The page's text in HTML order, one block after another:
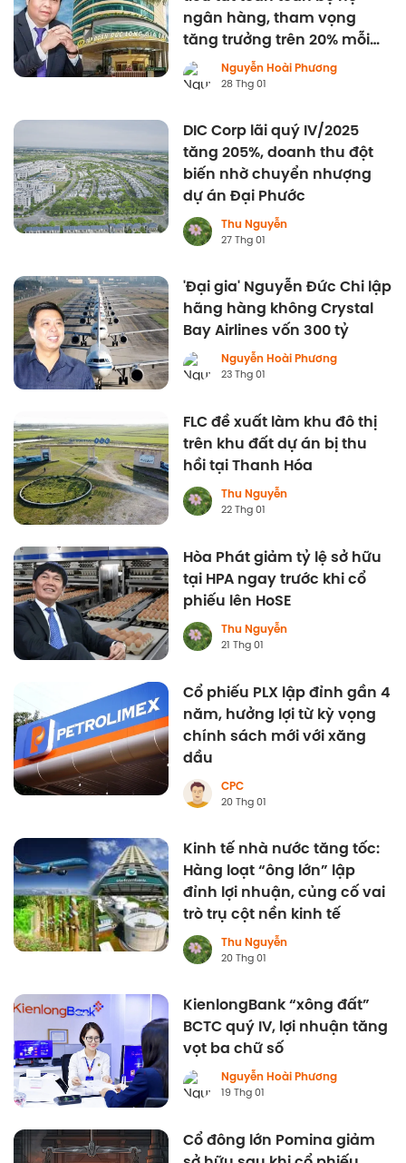
ngân hàng, tham vọng
tăng trưởng trên 20% mỗi
năm
Nguyễn Hoài Phương
28 Thg 01
DIC Corp lãi quý IV/2025
tăng 205%, doanh thu đột
biến nhờ chuyển nhượng
dự án Đại Phước
Thu Nguyễn
27 Thg 01
'Đại gia' Nguyễn Đức Chi lập
hãng hàng không Crystal
Bay Airlines vốn 300 tỷ
Nguyễn Hoài Phương
23 Thg 01
FLC đề xuất làm khu đô thị
trên khu đất dự án bị thu
hồi tại Thanh Hóa
Thu Nguyễn
22 Thg 01
Hòa Phát giảm tỷ lệ sở hữu
tại HPA ngay trước khi cổ
phiếu lên HoSE
Thu Nguyễn
21 Thg 01
Cổ phiếu PLX lập đỉnh gần 4
năm, hưởng lợi từ kỳ vọng
chính sách mới với xăng
dầu
CPC
20 Thg 01
Kinh tế nhà nước tăng tốc:
Hàng loạt “ông lớn” lập
đỉnh lợi nhuận, củng cố vai
trò trụ cột nền kinh tế
Thu Nguyễn
20 Thg 01
KienlongBank “xông đất”
BCTC quý IV, lợi nhuận tăng
vọt ba chữ số
Nguyễn Hoài Phương
19 Thg 01
Cổ đông lớn Pomina giảm